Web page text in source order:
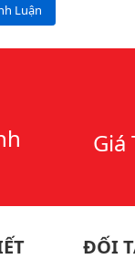
Luận
Giá
ĐỐI